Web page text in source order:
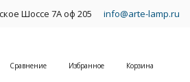
Шоссе 7А оф 205 info@arte-lamp.ru
Сравнение Избранное Корзина